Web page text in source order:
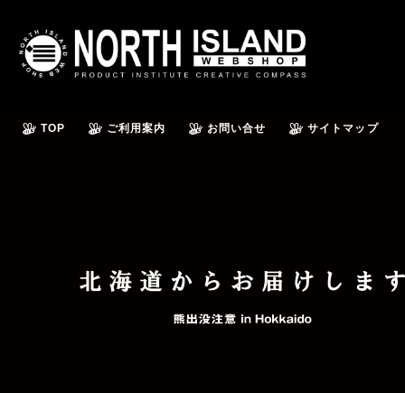
TOP ご利用案内 お問い合せ サイトマップ